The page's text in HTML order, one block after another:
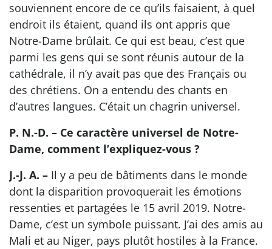
souviennent encore de ce qu’ils faisaient, à quel
endroit ils étaient, quand ils ont appris que
Notre-Dame brûlait. Ce qui est beau, c’est que
parmi les gens qui se sont réunis autour de la
cathédrale, il n’y avait pas que des Français ou
des chrétiens. On a entendu des chants en
d’autres langues. C’était un chagrin universel.
P. N.-D. – Ce caractère universel de Notre-
Dame, comment l’expliquez-vous ?
J.-J. A. – Il y a peu de bâtiments dans le monde
dont la disparition provoquerait les émotions
ressenties et partagées le 15 avril 2019. Notre-
Dame, c’est un symbole puissant. J’ai des amis au
Mali et au Niger, pays plutôt hostiles à la France.